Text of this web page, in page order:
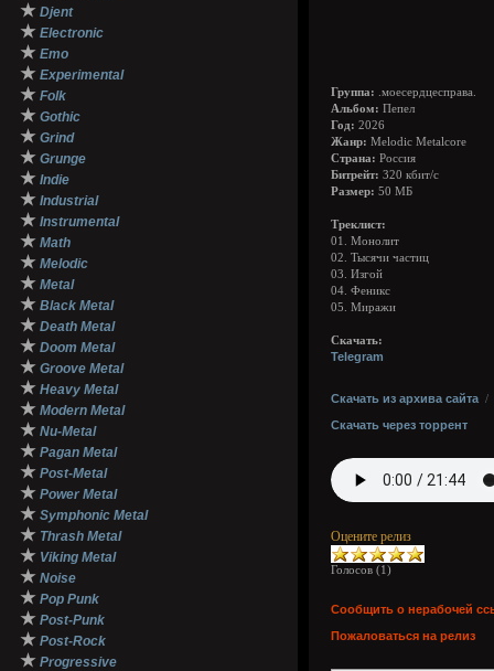
★ Djent
★ Electronic
★ Emo
★ Experimental
★ Folk
★ Gothic
★ Grind
★ Grunge
★ Indie
★ Industrial
★ Instrumental
★ Math
★ Melodic
★ Metal
★ Black Metal
★ Death Metal
★ Doom Metal
★ Groove Metal
★ Heavy Metal
★ Modern Metal
★ Nu-Metal
★ Pagan Metal
★ Post-Metal
★ Power Metal
★ Symphonic Metal
★ Thrash Metal
★ Viking Metal
★ Noise
★ Pop Punk
★ Post-Punk
★ Post-Rock
★ Progressive
Группа: .моесердцесправа.
Альбом: Пепел
Год: 2026
Жанр: Melodic Metalcore
Страна: Россия
Битрейт: 320 кбит/с
Размер: 50 МБ
Треклист:
01. Монолит
02. Тысячи частиц
03. Изгой
04. Феникс
05. Миражи
Скачать:
Telegram
Скачать из архива сайта /
Скачать через торрент
Оцените релиз
Голосов (1)
Сообщить о нерабочей
Пожаловаться на релиз